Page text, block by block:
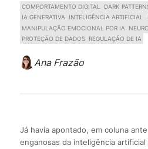
COMPORTAMENTO DIGITAL DARK
IA GENERATIVA
INTELIGÊNCIA ARTIFICIAL
MANIPULAÇÃO EMOCIONAL POR IA
PROTEÇÃO DE DADOS
REGULAÇÃO DE IA
Ana Frazão
Já havia apontado, em coluna
enganosas da inteligência